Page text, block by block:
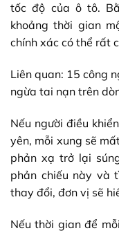
tốc độ của ô tô.
khoảng thời gian
chính xác có thể rất
Liên quan: 15 công
ngừa tai nạn trên
Nếu người điều
yên, mỗi xung sẽ
phản xạ trở lại
phản chiếu này và
thay đổi, đơn vị sẽ
Nếu thời gian để